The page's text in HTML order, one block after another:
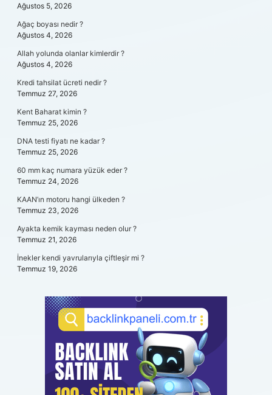
Ağustos 5, 2026
Ağaç boyası nedir ?
Ağustos 4, 2026
Allah yolunda olanlar kimlerdir ?
Ağustos 4, 2026
Kredi tahsilat ücreti nedir ?
Temmuz 27, 2026
Kent Baharat kimin ?
Temmuz 25, 2026
DNA testi fiyatı ne kadar ?
Temmuz 25, 2026
60 mm kaç numara yüzük eder ?
Temmuz 24, 2026
KAAN’ın motoru hangi ülkeden ?
Temmuz 23, 2026
Ayakta kemik kayması neden olur ?
Temmuz 21, 2026
İnekler kendi yavrularıyla çiftleşir mi ?
Temmuz 19, 2026